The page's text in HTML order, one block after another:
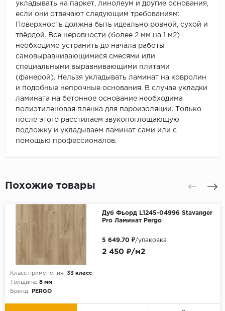
укладывать на паркет, линолеум и другие основания,
если они отвечают следующим требованиям:
Поверхность должна быть идеально ровной, сухой и
твёрдой. Все неровности (более 2 мм на 1 м2)
необходимо устранить до начала работы
самовыравнивающимися смесями или
специальными выравнивающими плитами
(фанерой). Нельзя укладывать ламинат на ковролин
и подобные непрочные основания. В случае укладки
ламината на бетонное основание необходима
полиэтиленовая пленка для пароизоляции. Только
после этого расстилаем звукопоглощающую
подложку и укладываем ламинат сами или с
помощью профессионалов.
Похожие товары
Дуб Фьорд L1245-04996 Stavanger
Pro Ламинат Pergo
Класс применения: 33 класс
Толщина: 8 мм
Бренд:
PERGO
2 450 ₽/м2
5 649.70 ₽/упаковка